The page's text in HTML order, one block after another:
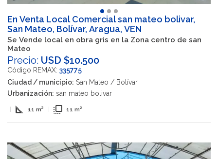
En Venta Local Comercial san mateo bolivar,
San Mateo, Bolívar, Aragua, VEN
Se Vende local en obra gris en la Zona centro de san
Mateo
Precio: USD $10.500
Código REMAX: 335775
Ciudad / municipio: San Mateo / Bolívar
Urbanización: san mateo bolivar
square_foot 11 m² flip_to_front 11 m²